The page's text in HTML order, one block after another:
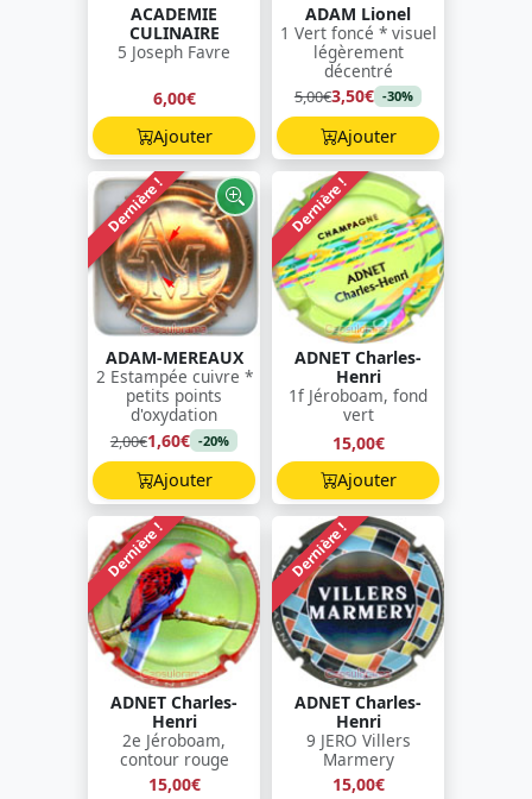
ACADEMIE
CULINAIRE
5 Joseph Favre
6,00€
Ajouter
ADAM Lionel
1 Vert foncé * visuel
légèrement
décentré
5,00€3,50€ -30%
Ajouter
Dernière !
ADAM-MEREAUX
2 Estampée cuivre *
petits points
d'oxydation
2,00€1,60€ -20%
Ajouter
Dernière !
ADNET Charles-
Henri
1f Jéroboam, fond
vert
15,00€
Ajouter
Dernière !
ADNET Charles-
Henri
2e Jéroboam,
contour rouge
15,00€
Dernière !
ADNET Charles-
Henri
9 JERO Villers
Marmery
15,00€